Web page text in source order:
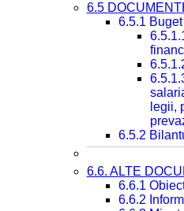
6.5
6.5.1
legii,
6.5.2
6.6. ALTE
6.6.1
6.6.2